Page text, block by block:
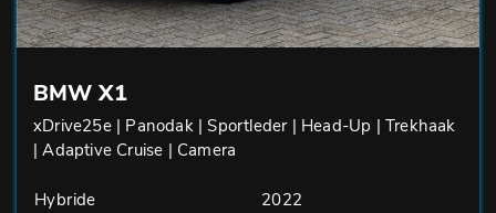
BMW X1
xDrive25e | Panodak | Sportleder | Head-Up | Trekhaak
| Adaptive Cruise | Camera
Hybride
2022